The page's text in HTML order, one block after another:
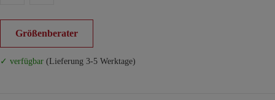
Größenberater
✓ verfügbar (Lieferung 3-5 Werktage)